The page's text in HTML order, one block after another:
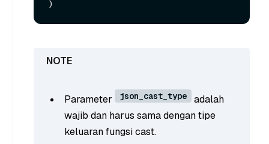
Parameter json_cast_type
adalah
wajib dan harus sama dengan tipe
keluaran fungsi cast.